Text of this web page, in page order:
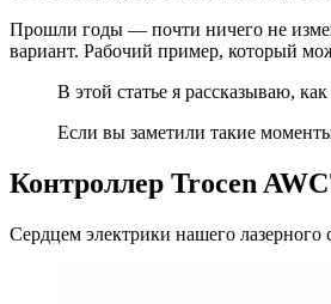
Прошли годы — почти ничего не
вариант. Рабочий пример, который
В этой статье я рассказываю,
Если вы заметили такие
Контроллер Trocen
Сердцем электрики нашего лазерного